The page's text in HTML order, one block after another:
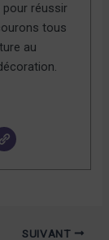
réussir
tous
au
SUIVANT